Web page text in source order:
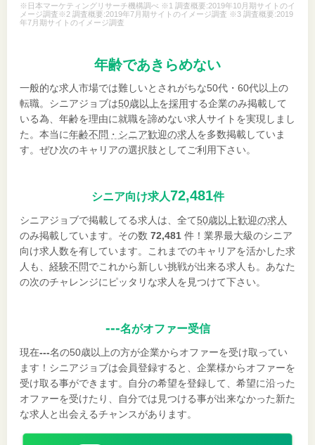
※日本マーケティングリサーチ機構調べ ※1 調査概要:2019年10月期サイトのイ
メージ調査※2 調査概要:2019年7月期サイトのイメージ調査 ※3 調査概要:2019
年7月期サイトのイメージ調査
年齢であきらめない
一般的な求人市場では難しいとされがちな50代・60代以上の
転職。シニアジョブは50歳以上を採用する企業のみ掲載して
いる為、年齢を理由に就職を諦めない求人サイトを実現しまし
た。本当に年齢不問・シニア歓迎の求人 を多数掲載していま
す。ぜひ次のキャリアの選択肢としてご利用下さい。
シニア向け求人72,481件
シニアジョブで掲載してる求人は、全て50歳以上歓迎の求人
のみ掲載しています。その数 72,481 件！業界最大級のシニア
向け求人数を有しています。これまでのキャリアを活かした求
人も、 経験不問でこれから新しい挑戦が出来る求人も。あなた
の次のチャレンジにピッタリな求人を見つけて下さい。
---名がオファー受信
現在---名の50歳以上の方が企業からオファーを受け取ってい
ます！シニアジョブは会員登録すると、企業様からオファーを
受け取る事ができます。自分の希望を登録して、希望に沿った
オファーを受けたり、自分では見つける事が出来なかった新た
な求人と出会えるチャンスがあります。